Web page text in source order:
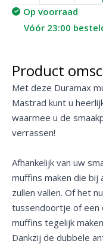
Op voorraad
Vóór 23:00
Product
Met deze Duramax
Mastrad kunt u
waarmee u de
verrassen!
Afhankelijk van uw
muffins maken die bij
zullen vallen. Of het
tussendoortje of een
muffins tegelijk
Dankzij de dubbele